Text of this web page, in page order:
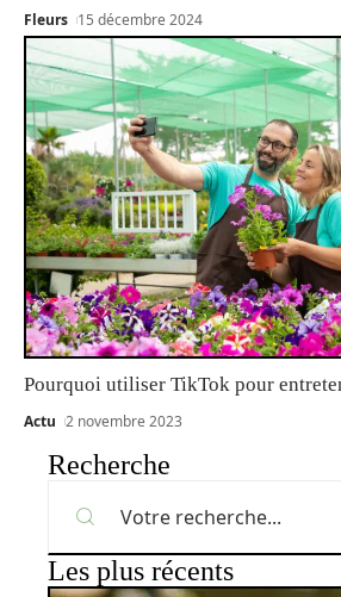
Fleurs 15 décembre 2024
Pourquoi utiliser TikTok pour
Actu 2 novembre 2023
Recherche
Les plus récents